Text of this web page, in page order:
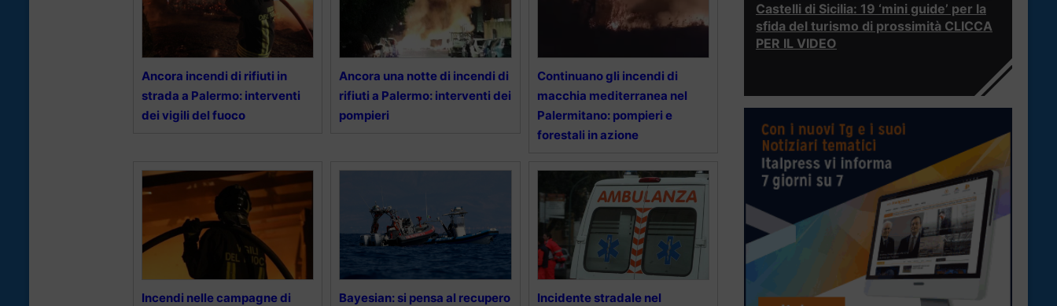
Ancora incendi di rifiuti in
strada a Palermo: interventi
dei vigili del fuoco
Ancora una notte di incendi di
rifiuti a Palermo: interventi dei
pompieri
Continuano gli incendi di
macchia mediterranea nel
Palermitano: pompieri e
forestali in azione
Incendi nelle campagne di
Bayesian: si pensa al recupero
Incidente stradale nel
Castelli di Sicilia: 19 ‘mini guide’ per la
sfida del turismo di prossimità CLICCA
PER IL VIDEO